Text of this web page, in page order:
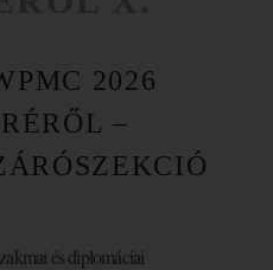
2026
–
és diplomáciai